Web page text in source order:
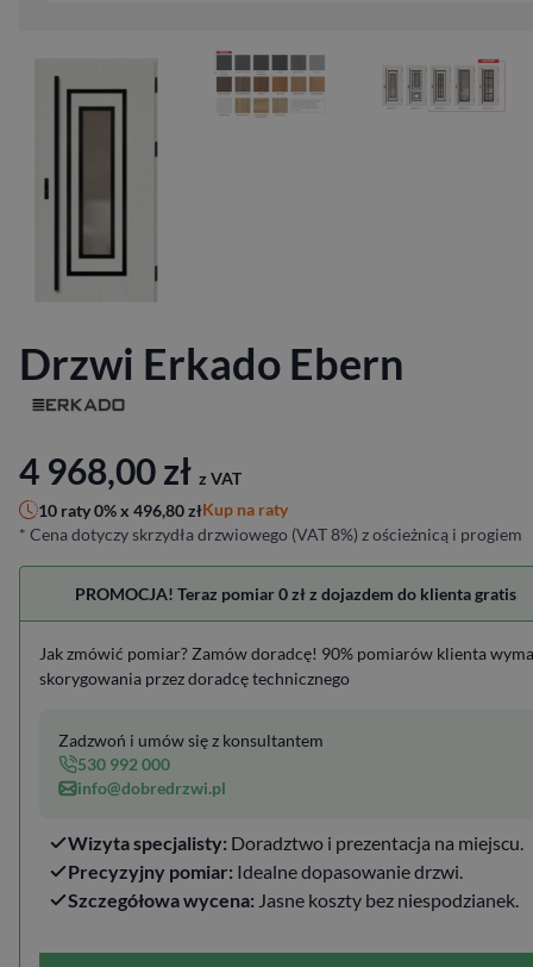
Drzwi Erkado Ebern
4 968,00zł z VAT
10 raty 0% x 496,80złKup na raty
* Cena dotyczy skrzydła drzwiowego (VAT 8%) z ościeżnicą i progiem
PROMOCJA! Teraz pomiar 0 zł z dojazdem do klienta gratis
Jak zmówić pomiar? Zamów doradcę! 90% pomiarów klienta
skorygowania przez doradcę technicznego
Wizyta specjalisty: Doradztwo i prezentacja na miejscu.
Precyzyjny pomiar: Idealne dopasowanie drzwi.
Szczegółowa wycena: Jasne koszty bez niespodzianek.
Zadzwoń i umów się z konsultantem
530 992 000
info@dobredrzwi.pl